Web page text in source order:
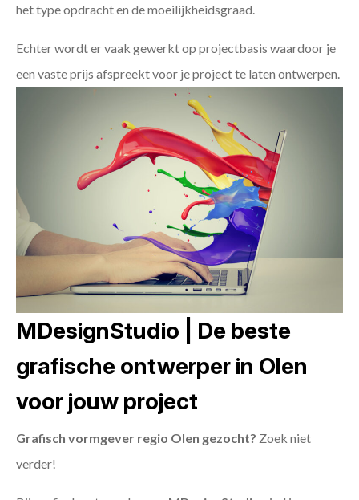
het type opdracht en de moeilijkheidsgraad.
Echter wordt er vaak gewerkt op projectbasis waardoor je
een vaste prijs afspreekt voor je project te laten ontwerpen.
MDesignStudio | De beste
grafische ontwerper in Olen
voor jouw project
Grafisch vormgever regio Olen gezocht? Zoek niet
verder!